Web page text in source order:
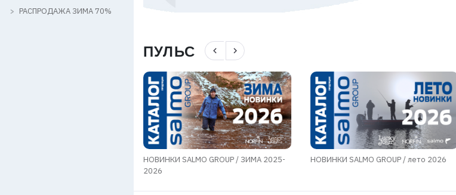
РАСПРОДАЖА ЗИМА 70%
ПУЛЬС navigate_before navigate_next
НОВИНКИ SALMO GROUP / ЗИМА 2025-
2026
НОВИНКИ SALMO GROUP / лето 2026